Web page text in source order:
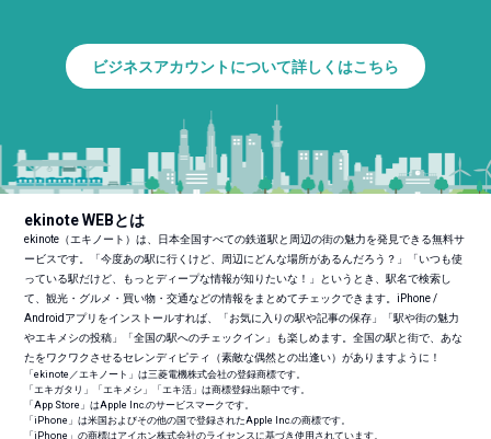
ビジネスアカウントについて詳しくはこちら
ekinote WEBとは
ekinote（エキノート）は、日本全国すべての鉄道駅と周辺の街の魅力を発見できる無料サ
ービスです。「今度あの駅に行くけど、周辺にどんな場所があるんだろう？」「いつも使
っている駅だけど、もっとディープな情報が知りたいな！」というとき、駅名で検索し
て、観光・グルメ・買い物・交通などの情報をまとめてチェックできます。iPhone /
Androidアプリをインストールすれば、「お気に入りの駅や記事の保存」「駅や街の魅力
やエキメシの投稿」「全国の駅へのチェックイン」も楽しめます。全国の駅と街で、あな
たをワクワクさせるセレンディピティ（素敵な偶然との出逢い）がありますように！
「ekinote／エキノート」は三菱電機株式会社の登録商標です。
「エキガタリ」「エキメシ」「エキ活」は商標登録出願中です。
「App Store」はApple Inc.のサービスマークです。
「iPhone」は米国およびその他の国で登録されたApple Inc.の商標です。
「iPhone」の商標はアイホン株式会社のライセンスに基づき使用されています。